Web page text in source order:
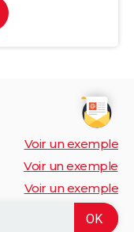
Voir un exemple
Voir un exemple
Voir un exemple